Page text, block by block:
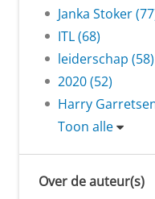
Janka Stoker
ITL (68)
leiderschap (58)
2020 (52)
Harry
Toon alle
Over de auteur(s)